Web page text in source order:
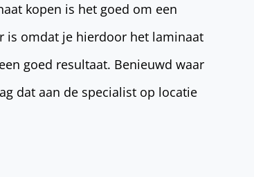
kopen is het goed om een
is omdat je hierdoor het laminaat
goed resultaat. Benieuwd waar
dat aan de specialist op locatie